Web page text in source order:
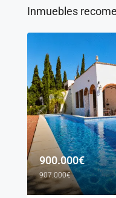
Inmuebles
900.000€
907.000€